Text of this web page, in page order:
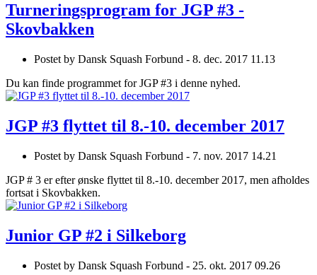
Turneringsprogram for JGP #3 -
Skovbakken
Postet by Dansk Squash Forbund - 8. dec. 2017 11.13
Du kan finde programmet for JGP #3 i denne nyhed.
JGP #3 flyttet til 8.-10. december 2017
Postet by Dansk Squash Forbund - 7. nov. 2017 14.21
JGP # 3 er efter ønske flyttet til 8.-10. december 2017, men afholdes
fortsat i Skovbakken.
Junior GP #2 i Silkeborg
Postet by Dansk Squash Forbund - 25. okt. 2017 09.26